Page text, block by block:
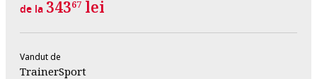
de la 34367 lei
Vandut de
TrainerSport